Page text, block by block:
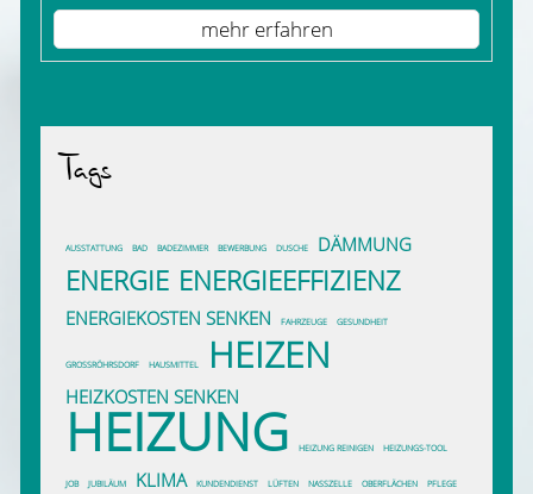
mehr erfahren
Tags
AUSSTATTUNG BAD BADEZIMMER BEWERBUNG DUSCHE DÄMMUNG
ENERGIE ENERGIEEFFIZIENZ
ENERGIEKOSTEN SENKEN FAHRZEUGE GESUNDHEIT
GROSSRÖHRSDORF HAUSMITTEL HEIZEN
HEIZKOSTEN SENKEN
HEIZUNG HEIZUNG REINIGEN HEIZUNGS-TOOL
JOB JUBILÄUM KLIMA KUNDENDIENST LÜFTEN NASSZELLE OBERFLÄCHEN PFLEGE